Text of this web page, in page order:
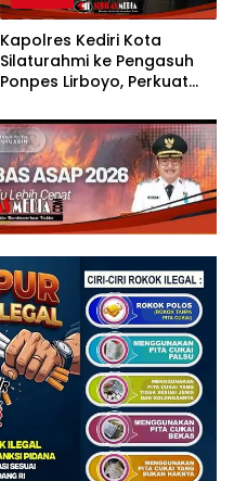
Kapolres Kediri Kota
Silaturahmi ke Pengasuh
Ponpes Lirboyo, Perkuat